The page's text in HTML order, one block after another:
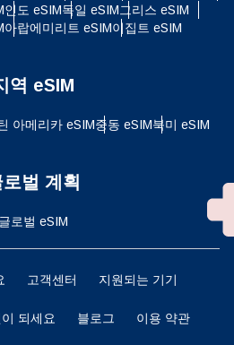
인도 eSIM독일 eSIM그리스 eSIM
아랍에미리트 eSIM이집트 eSIM
역 eSIM
아메리카 eSIM중동 eSIM북미 eSIM
로벌 계획
글로벌 eSIM
고객센터 지원되는 기기
되세요 블로그 이용 약관